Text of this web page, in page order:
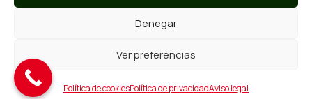
Denegar
Ver preferencias
Política de cookiesPolítica de privacidadAviso legal
¿Hablamos?